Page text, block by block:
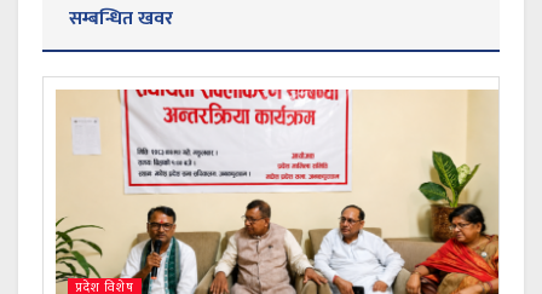
सम्बन्धित खवर
प्रदेश विशेष